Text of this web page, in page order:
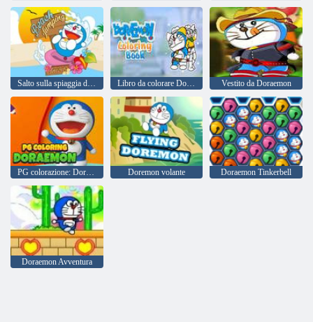
Salto sulla spiaggia di Doraemon Libro da colorare Doraemon Vestito da Doraemon
PG colorazione: Doraemon Doremon volante Doraemon Tinkerbell
Doraemon Avventura